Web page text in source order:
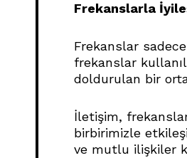
Frekanslarla
Frekanslar
frekanslar
doldurulan bir
İletişim,
birbirimizle
ve mutlu ilişkiler